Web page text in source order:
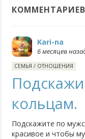
систему или
Kari-na
6 месяцев
СЕМЬЯ / ОТНОШЕНИЯ
кольцам.
Подскажите по
красивое и чтобы